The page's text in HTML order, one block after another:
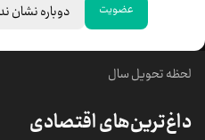
عضویت دوباره نشان
خبرهای مهم
لحظه تحویل سال
داغ‌ترین‌های اقتصادی